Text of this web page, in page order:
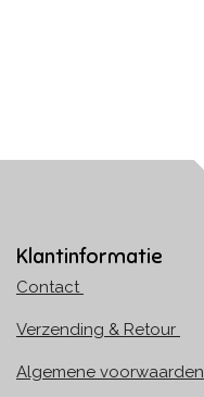
Klantinformatie
Contact
Verzending & Retour
Algemene voorwaarden